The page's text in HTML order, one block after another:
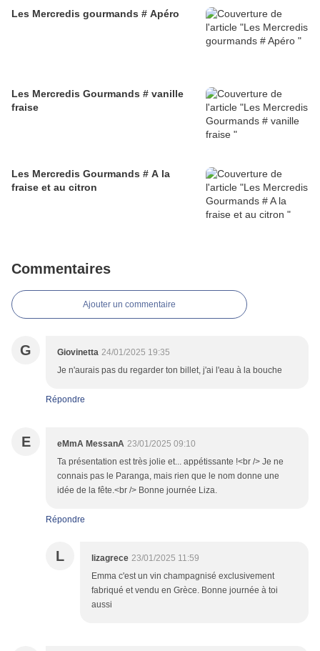
Les Mercredis gourmands # Apéro
Les Mercredis Gourmands # vanille
fraise
Les Mercredis Gourmands # A la
fraise et au citron
Commentaires
Ajouter un commentaire
G Giovinetta 24/01/2025 19:35
Je n'aurais pas du regarder ton billet, j'ai l'eau à la bouche
Répondre
E eMmA MessanA 23/01/2025 09:10
Ta présentation est très jolie et... appétissante !<br /> Je ne
connais pas le Paranga, mais rien que le nom donne une
idée de la fête.<br /> Bonne journée Liza.
Répondre
L lizagrece 23/01/2025 11:59
Emma c'est un vin champagnisé exclusivement
fabriqué et vendu en Grèce. Bonne journée à toi
aussi